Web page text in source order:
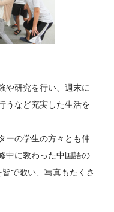
や研究を行い、週末に
うなど充実した生活を
ーの学生の方々とも仲
中に教わった中国語の
で歌い、写真もたくさ